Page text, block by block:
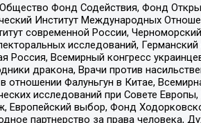
Фонд Содействия, Фонд
Институт Международных
современной России,
исследований,
Всемирный конгресс
дракона, Врачи против
Фалуньгун в Китае,
исследований при Совете
Европейский выбор, Фонд
партнерство за права человека,